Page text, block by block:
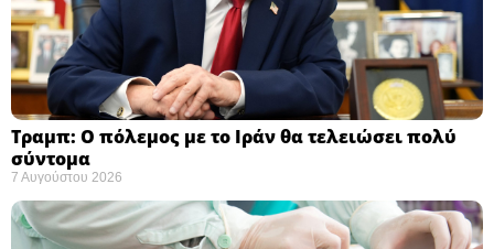
Τραμπ: Ο πόλεμος με το Ιράν θα τελειώσει πολύ
σύντομα ​
7 Αυγούστου 2026